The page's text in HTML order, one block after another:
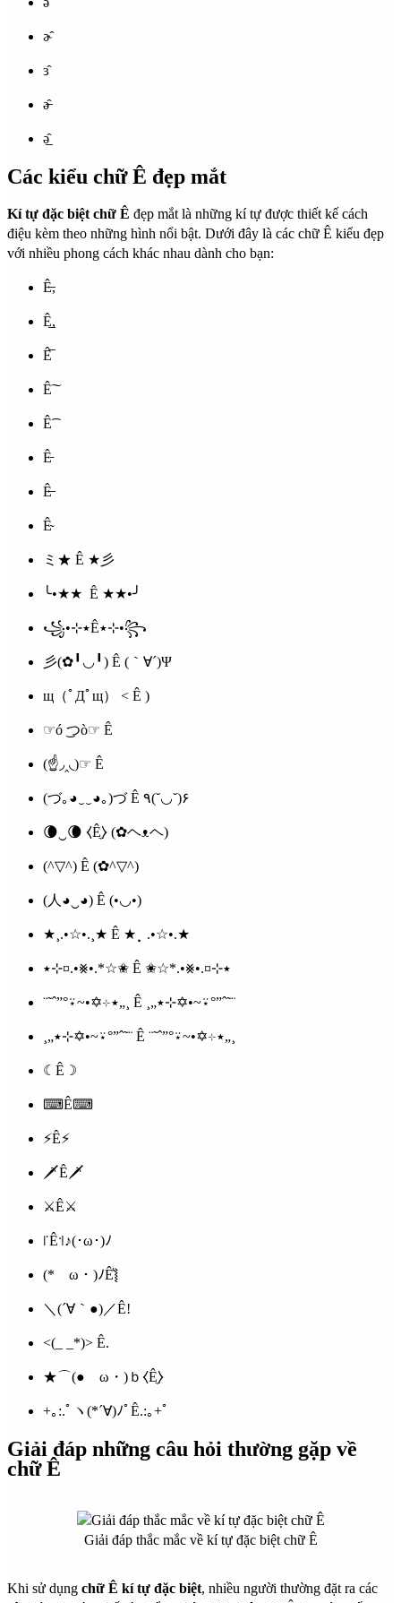
ɚ̂
ɜ̂
ǝ̶̂
ǝ̲̂
Các kiểu chữ Ê đẹp mắt
Kí tự đặc biệt chữ Ê đẹp mắt là những kí tự được thiết kế cách
điệu kèm theo những hình nổi bật. Dưới đây là các chữ Ê kiểu đẹp
với nhiều phong cách khác nhau dành cho bạn:
Ê̶,
Ê̲,
Ê̅
Ê͠
Ê͡
Ê̵
Ê̶
Ê̴
ミ★ Ê ★彡
╰•★★ Ê ★★•╯
꧁•⊹٭Ê٭⊹•꧂
彡(✿╹◡╹) Ê (｀∀´)Ψ
щ（ﾟДﾟщ） < Ê )
☞ó ͜つò☞ Ê
(☝◞‸◟)☞ Ê
(づ｡◕‿‿◕｡)づ Ê ٩(˘◡˘)۶
🌘‿🌘 ⧼Ê̼⧽ (✿ヘᴥヘ)
(^▽^) Ê (✿^▽^)
(人◕‿◕) Ê (•◡•)
★¸.•☆•.¸★ Ê ★⡀.•☆•.★
٭⊹¤.•⨳•.*☆✬ Ê ✬☆*.•⨳•.¤⊹٭
¨˜ˆ”°⍣~•✡⊹٭„¸ Ê ¸„٭⊹✡•~⍣°”ˆ˜¨
¸„٭⊹✡•~⍣°”ˆ˜¨ Ê ¨˜ˆ”°⍣~•✡⊹٭„¸
☾Ê☽
⌨Ê⌨
⚡Ê⚡
🗡Ê🗡
⚔Ê⚔
꜍Ê꜉♪(･ω･)ﾉ
(*ゝω・)ﾉÊ͛⦚
＼(´∀｀●)／Ê!
<(_ _*)> Ê.
★⌒(●ゝω・)ｂ⧼Ê̼⧽
+｡:.ﾟヽ(*´∀)ﾉﾟÊ.:｡+ﾟ
Giải đáp những câu hỏi thường gặp về
chữ Ê
Giải đáp thắc mắc về kí tự đặc biệt chữ Ê
Khi sử dụng chữ Ê kí tự đặc biệt, nhiều người thường đặt ra các